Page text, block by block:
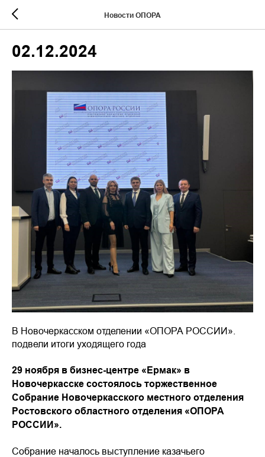
Новости ОПОРА
02.12.2024
В Новочеркасском отделении «ОПОРА РОССИИ».
подвели итоги уходящего года
29 ноября в бизнес-центре «Ермак» в
Новочеркасске состоялось торжественное
Собрание Новочеркасского местного отделения
Ростовского областного отделения «ОПОРА
РОССИИ».
Собрание началось выступление казачьего